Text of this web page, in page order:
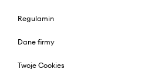
Regulamin
Dane firmy
Twoje Cookies